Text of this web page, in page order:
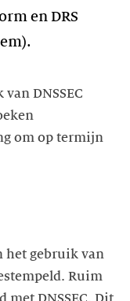
en DRS
DNSSEC
om op termijn
het gebruik van
Ruim